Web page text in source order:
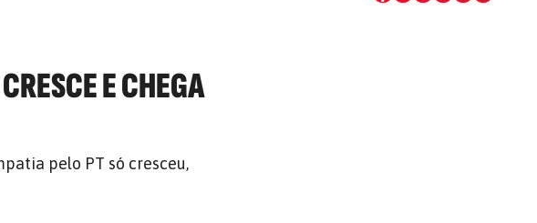
E CHEGA
pelo PT só cresceu,